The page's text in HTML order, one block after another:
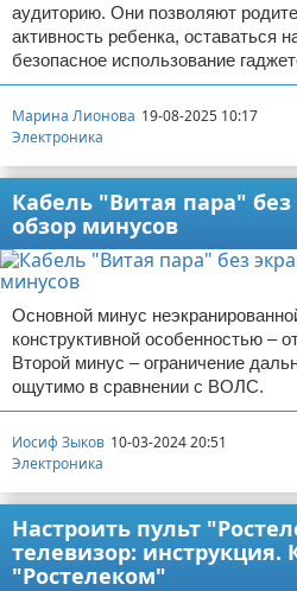
аудиторию. Они позволяют
активность ребенка, оставаться
безопасное использование
Марина Лионова 19-08-2025 10:17
Электроника
Кабель "Витая пара"
обзор минусов
Основной минус
конструктивной особенностью –
Второй минус – ограничение
ощутимо в сравнении с ВОЛС.
Иосиф Зыков 10-03-2024 20:51
Электроника
Настроить пульт
телевизор: инструкция.
"Ростелеком"